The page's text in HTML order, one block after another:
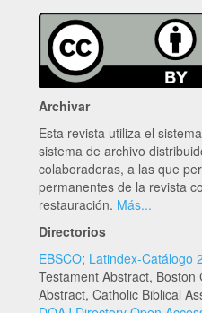
Archivar
Esta revista utiliza el
sistema de archivo
colaboradoras, a las que
permanentes de la revista
restauración. Más...
Directorios
EBSCO; Latindex-Catálogo
Testament Abstract, Boston
Abstract, Catholic Biblical